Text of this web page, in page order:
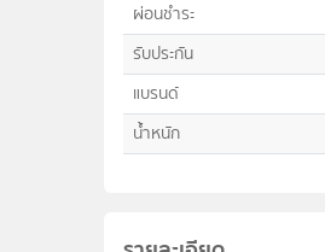
ผ่อนชำระ
รับประกัน
แบรนด์
น้ำหนัก